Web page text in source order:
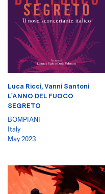
Luca Ricci, Vanni Santoni
L'ANNO DEL FUOCO
SEGRETO
BOMPIANI
Italy
May 2023